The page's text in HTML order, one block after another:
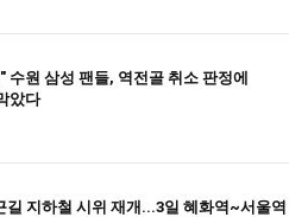
수원 삼성 팬들, 역전골 취소 판정에
았다
길 지하철 시위 재개...3일 혜화역~서울역